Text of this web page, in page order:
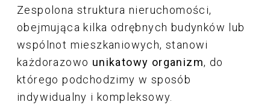
Zespolona struktura nieruchomości,
obejmująca kilka odrębnych budynków lub
wspólnot mieszkaniowych, stanowi
każdorazowo unikatowy organizm, do
którego podchodzimy w sposób
indywidualny i kompleksowy.